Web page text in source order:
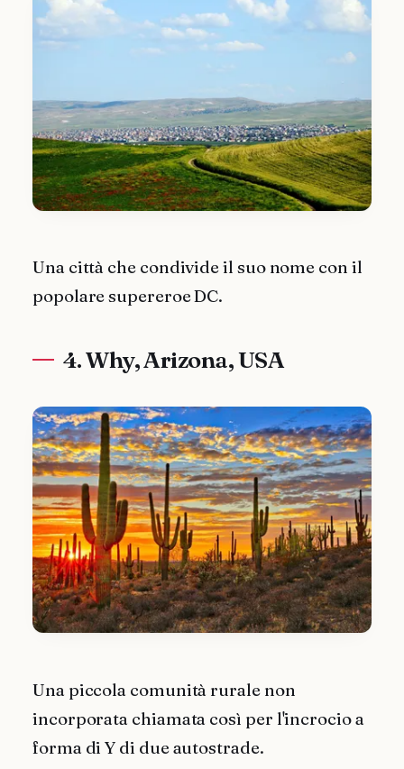
Una città che condivide il suo nome con il
popolare supereroe DC.
4. Why, Arizona, USA
Una piccola comunità rurale non
incorporata chiamata così per l'incrocio a
forma di Y di due autostrade.